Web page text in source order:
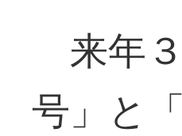
来年
号」と